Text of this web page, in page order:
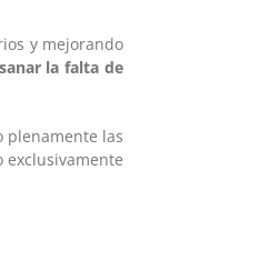
y mejorando
la falta de
plenamente las